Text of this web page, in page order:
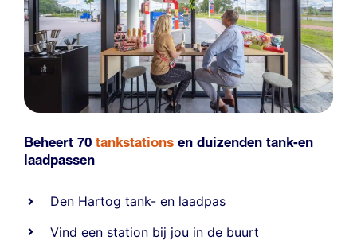
Beheert 70 tankstations en duizenden tank-en
laadpassen
Den Hartog tank- en laadpas
Vind een station bij jou in de buurt